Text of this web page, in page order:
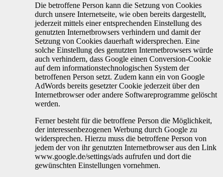
Die betroffene Person kann die Setzung von Cookies
durch unsere Internetseite, wie oben bereits dargestellt,
jederzeit mittels einer entsprechenden Einstellung des
genutzten Internetbrowsers verhindern und damit der
Setzung von Cookies dauerhaft widersprechen. Eine
solche Einstellung des genutzten Internetbrowsers würde
auch verhindern, dass Google einen Conversion-Cookie
auf dem informationstechnologischen System der
betroffenen Person setzt. Zudem kann ein von Google
AdWords bereits gesetzter Cookie jederzeit über den
Internetbrowser oder andere Softwareprogramme gelöscht
werden.
Ferner besteht für die betroffene Person die Möglichkeit,
der interessenbezogenen Werbung durch Google zu
widersprechen. Hierzu muss die betroffene Person von
jedem der von ihr genutzten Internetbrowser aus den Link
www.google.de/settings/ads aufrufen und dort die
gewünschten Einstellungen vornehmen.